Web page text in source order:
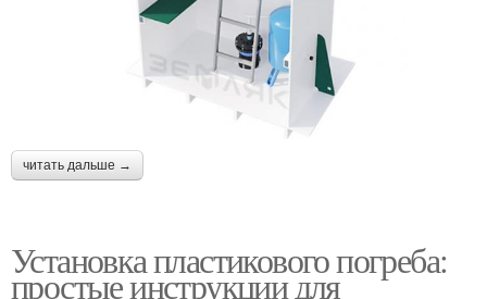
читать дальше →
Установка пластикового погреба:
простые инструкции для